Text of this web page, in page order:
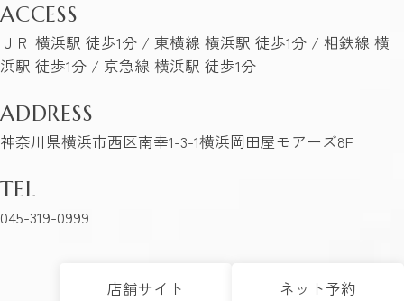
ACCESS
ＪＲ 横浜駅 徒歩1分 / 東横線 横浜駅 徒歩1分 / 相鉄線 横
浜駅 徒歩1分 / 京急線 横浜駅 徒歩1分
ADDRESS
神奈川県横浜市西区南幸1-3-1横浜岡田屋モアーズ8F
TEL
045-319-0999
店舗サイト ネット予約